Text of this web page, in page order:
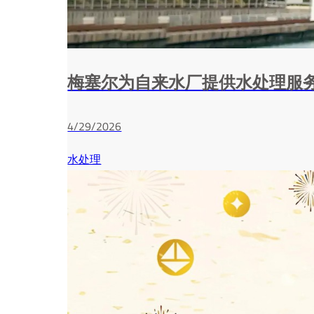
梅塞尔为自来水厂提供水处理服
4/29/2026
水处理